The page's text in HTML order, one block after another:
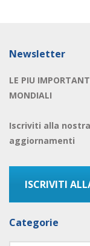
Newsletter
LE PIU
MONDIALI
Iscriviti alla
aggiornamenti
ISCRIVITI
Categorie